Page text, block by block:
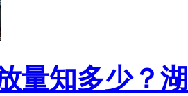
量知多少？